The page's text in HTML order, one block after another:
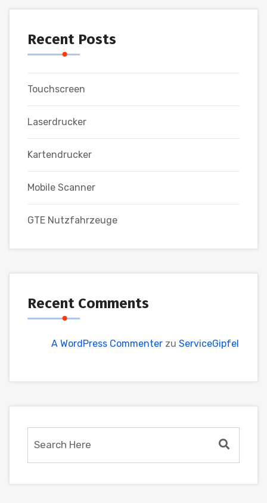
Recent Posts
Touchscreen
Laserdrucker
Kartendrucker
Mobile Scanner
GTE Nutzfahrzeuge
Recent Comments
A WordPress Commenter zu ServiceGipfel